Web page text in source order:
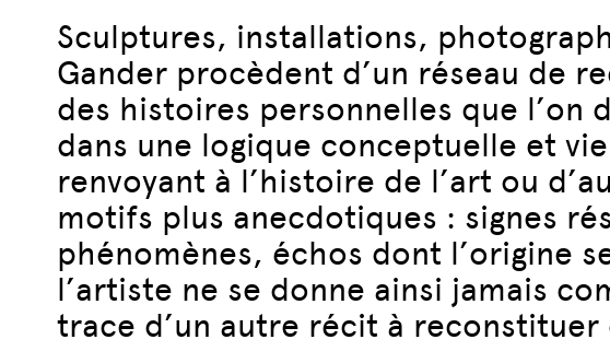
Sculptures, installations,
Gander procèdent d’un réseau de
des histoires personnelles que l’on
dans une logique conceptuelle et
renvoyant à l’histoire de l’art ou
motifs plus anecdotiques : signes
phénomènes, échos dont l’origine
l’artiste ne se donne ainsi jamais
trace d’un autre récit à